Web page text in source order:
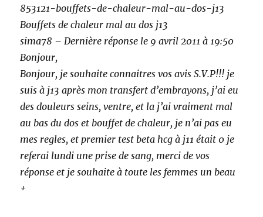
853121-bouffets-de-chaleur-mal-au-dos-j13
Bouffets de chaleur mal au dos j13
sima78 – Dernière réponse le 9 avril 2011 à 19:50
Bonjour,
Bonjour, je souhaite connaitres vos avis S.V.P!!! je
suis à j13 après mon transfert d’embrayons, j’ai eu
des douleurs seins, ventre, et la j’ai vraiment mal
au bas du dos et bouffet de chaleur, je n’ai pas eu
mes regles, et premier test beta hcg à j11 était 0 je
referai lundi une prise de sang, merci de vos
réponse et je souhaite à toute les femmes un beau
+